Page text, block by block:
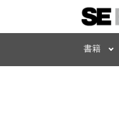
書籍